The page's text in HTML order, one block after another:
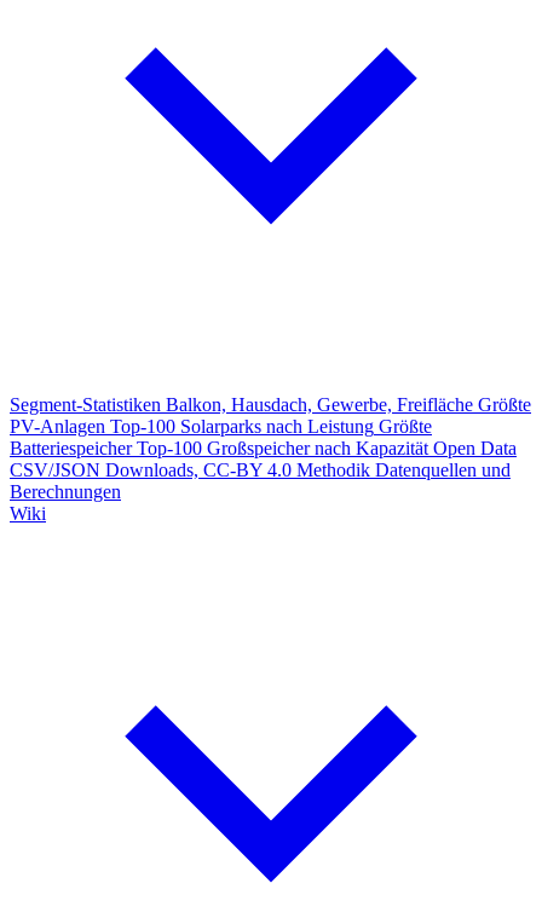
Segment-Statistiken Balkon, Hausdach, Gewerbe, Freifläche Größte
PV-Anlagen Top-100 Solarparks nach Leistung Größte
Batteriespeicher Top-100 Großspeicher nach Kapazität Open Data
CSV/JSON Downloads, CC-BY 4.0 Methodik Datenquellen und
Berechnungen
Wiki